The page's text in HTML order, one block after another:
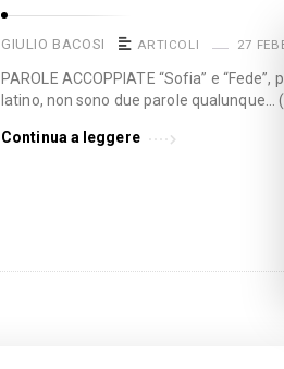
GIULIO BACOSI ARTICOLI 27
PAROLE ACCOPPIATE “Sofia” e
latino, non sono due parole qualunque…
Continua a leggere